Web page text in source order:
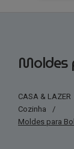
Moldes
CASA & LAZER
Cozinha
/
Moldes para